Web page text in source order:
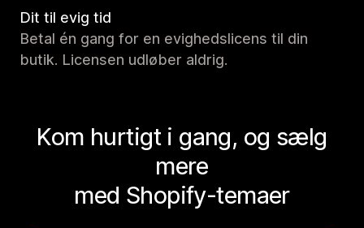
Dit til evig tid
Betal én gang for en evighedslicens til din
butik. Licensen udløber aldrig.
Kom hurtigt i gang, og sælg
mere
med Shopify-temaer